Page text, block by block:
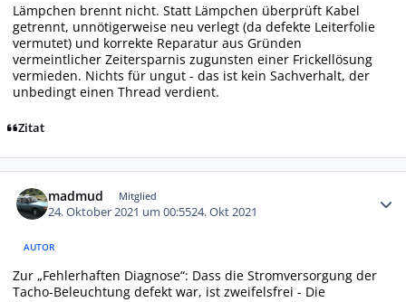
Lämpchen brennt nicht. Statt Lämpchen überprüft Kabel
getrennt, unnötigerweise neu verlegt (da defekte Leiterfolie
vermutet) und korrekte Reparatur aus Gründen
vermeintlicher Zeitersparnis zugunsten einer Frickellösung
vermieden. Nichts für ungut - das ist kein Sachverhalt, der
unbedingt einen Thread verdient.
Zitat
madmud Mitglied
24. Oktober 2021 um 00:5524. Okt 2021
AUTOR
Zur „Fehlerhaften Diagnose“: Dass die Stromversorgung der
Tacho-Beleuchtung defekt war, ist zweifelsfrei - Die